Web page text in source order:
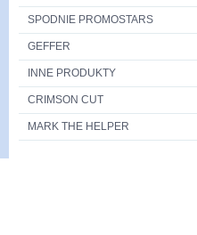
SPODNIE PROMOSTARS
GEFFER
INNE PRODUKTY
CRIMSON CUT
MARK THE HELPER